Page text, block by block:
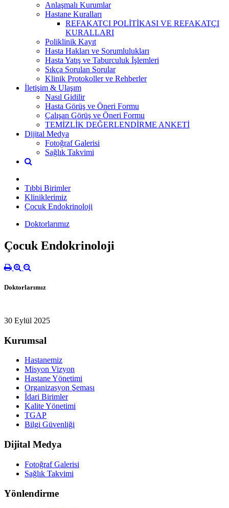
Anlaşmalı Kurumlar
Hastane Kuralları
REFAKATÇI POLİTİKASI VE REFAKATÇI
KURALLARI
Poliklinik Kayıt
Hasta Hakları ve Sorumlulukları
Hasta Yatış ve Taburculuk İşlemleri
Sıkça Sorulan Sorular
Klinik Protokoller ve Rehberler
İletişim & Ulaşım
Nasıl Gidilir
Hasta Görüş ve Öneri Formu
Çalışan Görüş ve Öneri Formu
TEMİZLİK DEĞERLENDİRME ANKETİ
Dijital Medya
Fotoğraf Galerisi
Sağlık Takvimi
Tıbbi Birimler
Kliniklerimiz
Çocuk Endokrinoloji
Doktorlarımız
Çocuk Endokrinoloji
Doktorlarımız
30 Eylül 2025
Kurumsal
Hastanemiz
Misyon Vizyon
Hastane Yönetimi
Organizasyon Şeması
İdari Birimler
Kalite Yönetimi
TGAP
Bilgi Güvenliği
Dijital Medya
Fotoğraf Galerisi
Sağlık Takvimi
Yönlendirme